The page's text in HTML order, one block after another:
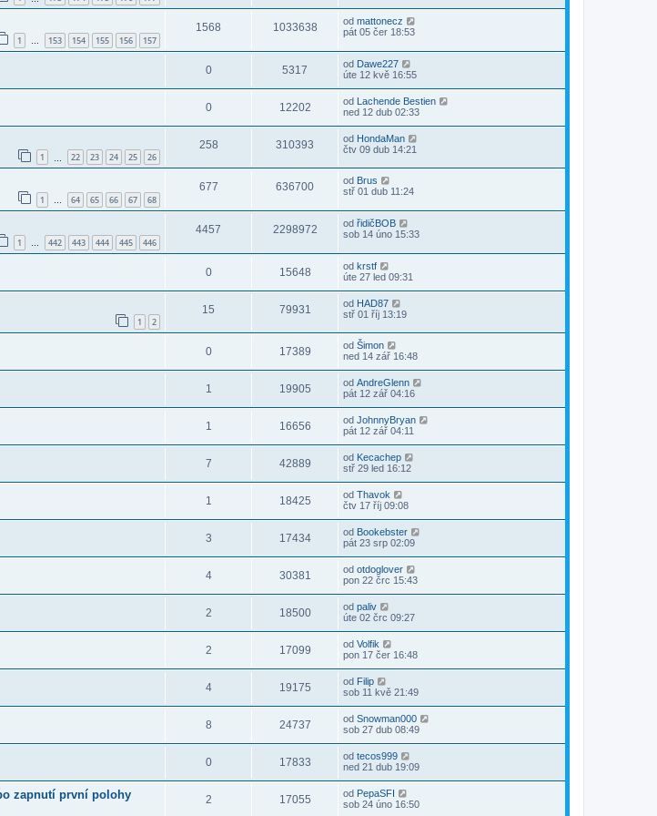
1 … 153 154 155 156 157
1568 1033638 od mattonecz
pát 05 čer 18:53
0 5317 od Dawe227
úte 12 kvě 16:55
0 12202 od Lachende Bestien
ned 12 dub 02:33
1 22 23 24 25 26
258 310393 od HondaMan
čtv 09 dub 14:21
1 … 64 65 66 67 68
677 636700 od Brus
stř 01 dub 11:24
1 … 442 443 444 445 446
4457 2298972 od řidičBOB
sob 14 úno 15:33
0 15648 od krstf
úte 27 led 09:31
1 2
15 79931 od HAD87
stř 01 říj 13:19
0 17389 od Šimon
ned 14 zář 16:48
1 19905 od AndreGlenn
pát 12 zář 04:16
1 16656 od JohnnyBryan
pát 12 zář 04:11
7 42889 od Kecachep
stř 29 led 16:12
1 18425 od Thavok
čtv 17 říj 09:08
3 17434 od Bookebster
pát 23 srp 02:09
4 30381 od otdoglover
pon 22 črc 15:43
2 18500 od paliv
úte 02 črc 09:27
2 17099 od Volfik
pon 17 čer 16:48
4 19175 od Filip
sob 11 kvě 21:49
8 24737 od Snowman000
sob 27 dub 08:49
0 17833 od tecos999
ned 21 dub 19:09
zapnutí první polohy
2 17055 od PepaSFI
sob 24 úno 16:50